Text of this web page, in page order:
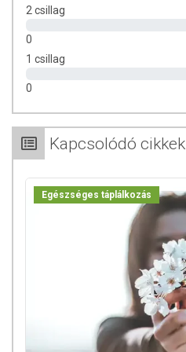
2 csillag
0
1 csillag
0
Kapcsolódó cikkek
Egészséges táplálkozás